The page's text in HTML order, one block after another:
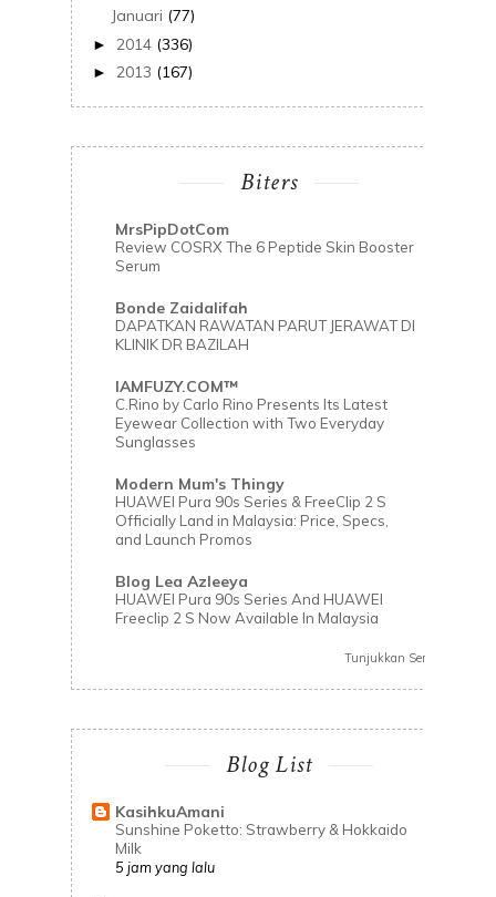
Januari (77)
► 2014 (336)
► 2013 (167)
Biters
MrsPipDotCom
Review COSRX The 6 Peptide Skin Booster
Serum
Bonde Zaidalifah
DAPATKAN RAWATAN PARUT JERAWAT DI
KLINIK DR BAZILAH
IAMFUZY.COM™
C.Rino by Carlo Rino Presents Its Latest
Eyewear Collection with Two Everyday
Sunglasses
Modern Mum's Thingy
HUAWEI Pura 90s Series & FreeClip 2 S
Officially Land in Malaysia: Price, Specs,
and Launch Promos
Blog Lea Azleeya
HUAWEI Pura 90s Series And HUAWEI
Freeclip 2 S Now Available In Malaysia
Tunjukkan Semua
Blog List
KasihkuAmani
Sunshine Poketto: Strawberry & Hokkaido
Milk
5 jam yang lalu